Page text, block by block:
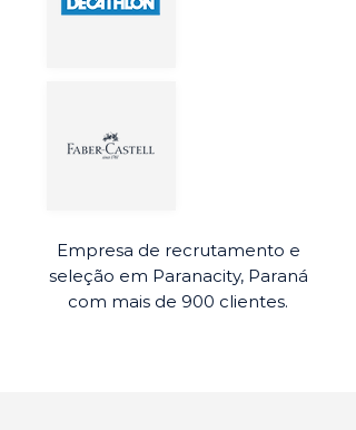
Empresa de recrutamento e
seleção em Paranacity, Paraná
com mais de 900 clientes.